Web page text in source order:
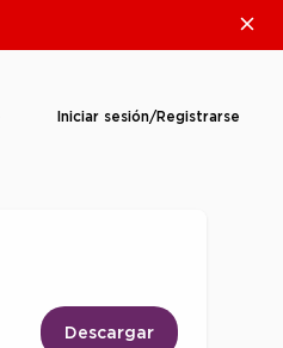
Iniciar sesión/Registrarse
Descargar